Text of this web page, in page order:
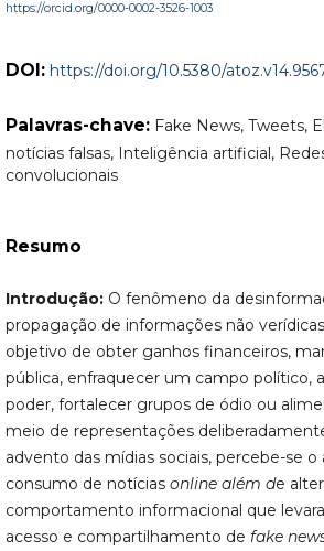
https://orcid.org/0000-0002-3526-1003
DOI: https://doi.org/10.5380/
Palavras-chave: Fake News, Tweets,
notícias falsas, Inteligência artificial,
convolucionais
Resumo
Introdução: O fenômeno da
propagação de informações não
objetivo de obter ganhos financeiros,
pública, enfraquecer um campo político,
poder, fortalecer grupos de ódio ou
meio de representações
advento das mídias sociais, percebe-se
consumo de notícias online além de
comportamento informacional que
acesso e compartilhamento de fake